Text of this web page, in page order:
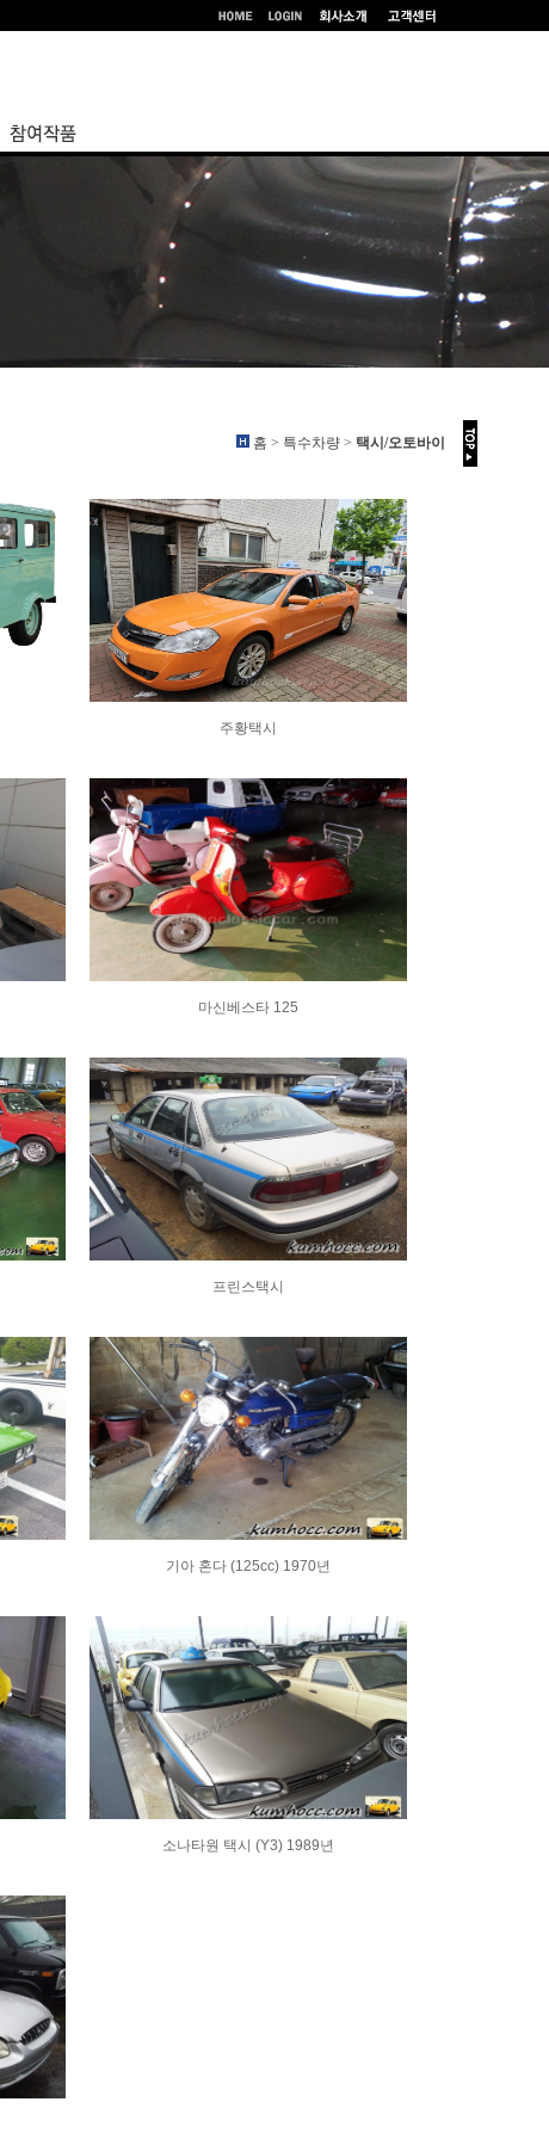
홈 > 특수차량 > 택시/오토바이
주황택시
마신베스타 125
프린스택시
기아 혼다 (125cc) 1970년
소나타원 택시 (Y3) 1989년